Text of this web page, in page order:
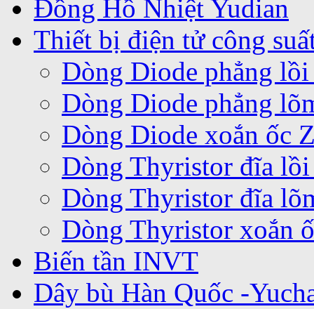
Đồng Hồ Nhiệt Yudian
Thiết bị điện tử công
Dòng Diode phẳng
Dòng Diode phẳng
Dòng Diode xoắn ốc
Dòng Thyristor đĩa
Dòng Thyristor đĩa
Dòng Thyristor xoắn
Biến tần INVT
Dây bù Hàn Quốc -